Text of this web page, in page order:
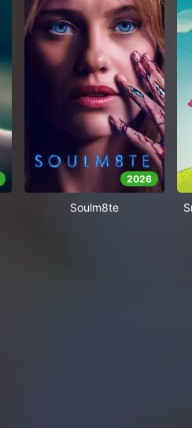
2026
Soulm8te